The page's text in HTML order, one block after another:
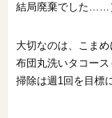
結局廃棄でした……
大切なのは、こま
布団丸洗いタコース
掃除は週1回を目標